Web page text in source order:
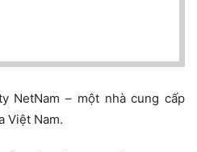
NetNam – một nhà cung cấp
Việt Nam.